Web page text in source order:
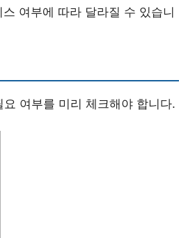
여부에 따라 달라질 수 있습니
여부를 미리 체크해야 합니다.